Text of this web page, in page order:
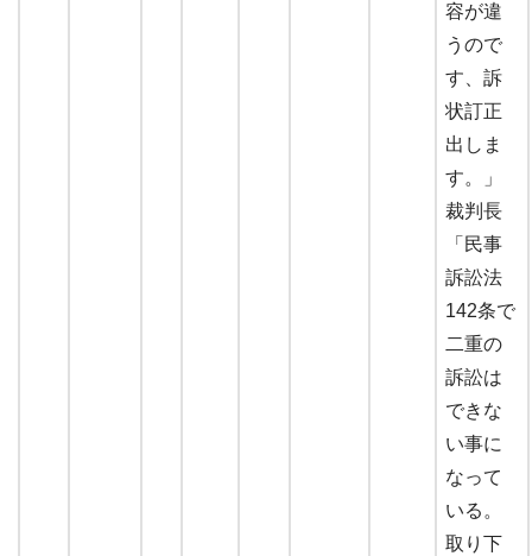
容が違
うので
す、訴
状訂正
出しま
す。」
裁判長
「民事
訴訟法
142条で
二重の
訴訟は
できな
い事に
なって
いる。
取り下